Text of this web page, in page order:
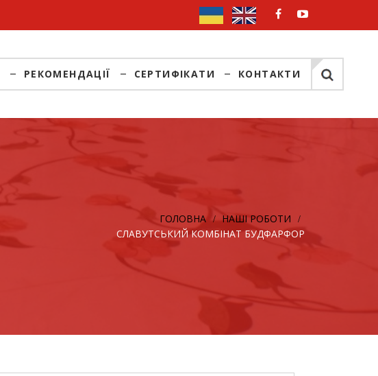
РЕКОМЕНДАЦІЇ СЕРТИФІКАТИ КОНТАКТИ
ГОЛОВНА
НАШІ РОБОТИ
СЛАВУТСЬКИЙ КОМБІНАТ БУДФАРФОР